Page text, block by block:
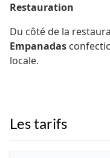
Restauration
Du côté de la
Empanadas
locale.
Les tarifs